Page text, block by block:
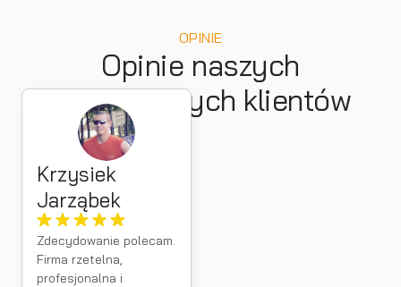
OPINIE
Opinie naszych
zadowolonych klientów
Krzysiek
Jarząbek
Zdecydowanie polecam.
Firma rzetelna,
profesjonalna i